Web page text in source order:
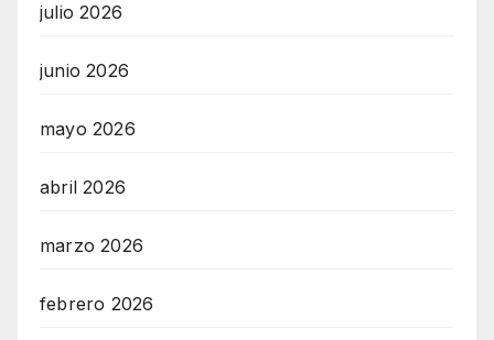
julio 2026
junio 2026
mayo 2026
abril 2026
marzo 2026
febrero 2026